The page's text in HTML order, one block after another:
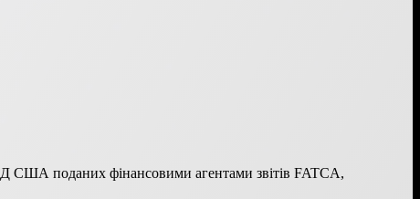
США поданих фінансовими агентами звітів FATCA,